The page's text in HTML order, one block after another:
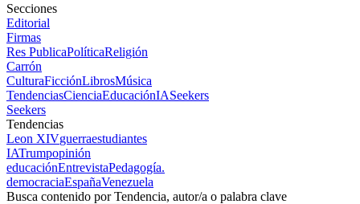
Secciones
Editorial
Firmas
Res PublicaPolíticaReligión
Carrón
CulturaFicciónLibrosMúsica
TendenciasCienciaEducaciónIASeekers
Seekers
Tendencias
Leon XIVguerraestudiantes
IATrumpopinión
educaciónEntrevistaPedagogía.
democraciaEspañaVenezuela
Busca contenido por Tendencia, autor/a o palabra clave